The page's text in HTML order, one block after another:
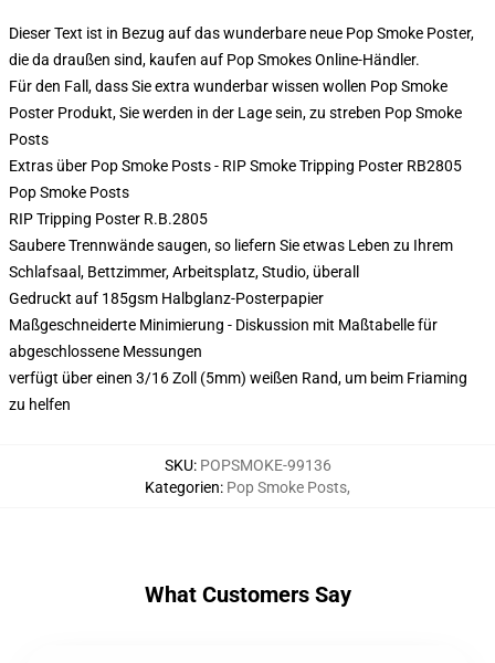
Dieser Text ist in Bezug auf das wunderbare neue Pop Smoke Poster,
die da draußen sind, kaufen auf Pop Smokes Online-Händler.
Für den Fall, dass Sie extra wunderbar wissen wollen Pop Smoke
Poster Produkt, Sie werden in der Lage sein, zu streben Pop Smoke
Posts
Extras über Pop Smoke Posts - RIP Smoke Tripping Poster RB2805
Pop Smoke Posts
RIP Tripping Poster R.B.2805
Saubere Trennwände saugen, so liefern Sie etwas Leben zu Ihrem
Schlafsaal, Bettzimmer, Arbeitsplatz, Studio, überall
Gedruckt auf 185gsm Halbglanz-Posterpapier
Maßgeschneiderte Minimierung - Diskussion mit Maßtabelle für
abgeschlossene Messungen
verfügt über einen 3/16 Zoll (5mm) weißen Rand, um beim Friaming
zu helfen
SKU: POPSMOKE-99136
Kategorien: Pop Smoke Posts,
What Customers Say